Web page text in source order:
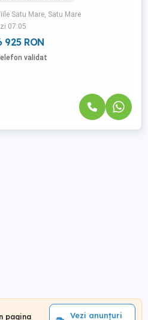
utilă de 140 mp și este
în hol, living, 3
2 bucătării, baie și terasă. ...
Satu Mare, Satu Mare
07:05
925 RON
validat
pagina
Vezi anunțuri